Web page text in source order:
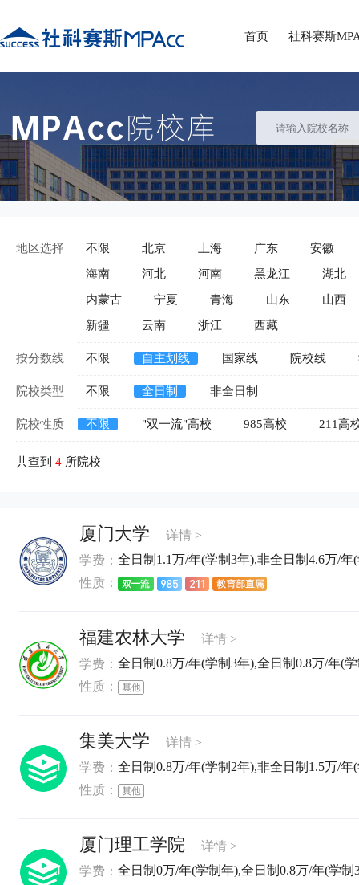
首页 社科赛斯
地区选择 不限 北京 上海 广东
安徽
海南
河北 河南 黑龙江
湖北
内蒙古
宁夏 青海 山东
山西
新疆
云南 浙江 西藏
按分数线 不限 自主划线 国家线 院校线
院校类型 不限 全日制 非全日制
院校性质 不限 "双一流"高校 985高校 211高
共查到 4 所院校
厦门大学
详情 >
学费： 全日制1.1万/年(学制3年),非全日制4.6万/
性质：
福建农林大学
详情 >
学费： 全日制0.8万/年(学制3年),全日制0.8万/年(
性质：
集美大学
详情 >
学费： 全日制0.8万/年(学制2年),非全日制1.5万/
性质：
厦门理工学院
详情 >
学费： 全日制0万/年(学制年),全日制0.8万/年(学